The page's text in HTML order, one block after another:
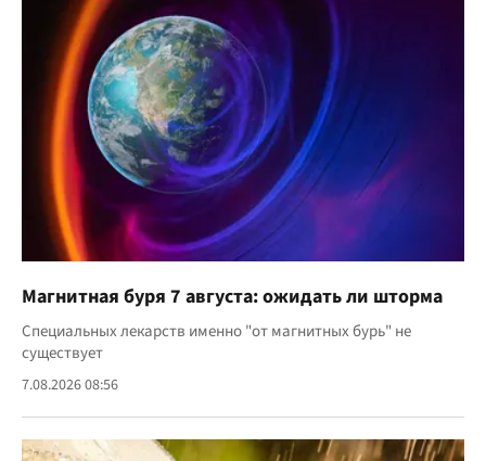
Магнитная буря 7 августа: ожидать ли шторма
Специальных лекарств именно "от магнитных бурь" не
существует
7.08.2026 08:56